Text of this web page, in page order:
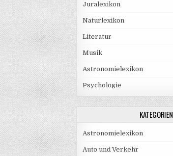
Juralexikon
Naturlexikon
Literatur
Musik
Astronomielexikon
Psychologie
KATEGORIEN
Astronomielexikon
Auto und Verkehr